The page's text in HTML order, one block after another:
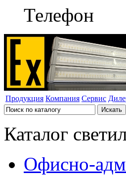
Телефон
Продукция Компания Сервис
Каталог
Офисно-